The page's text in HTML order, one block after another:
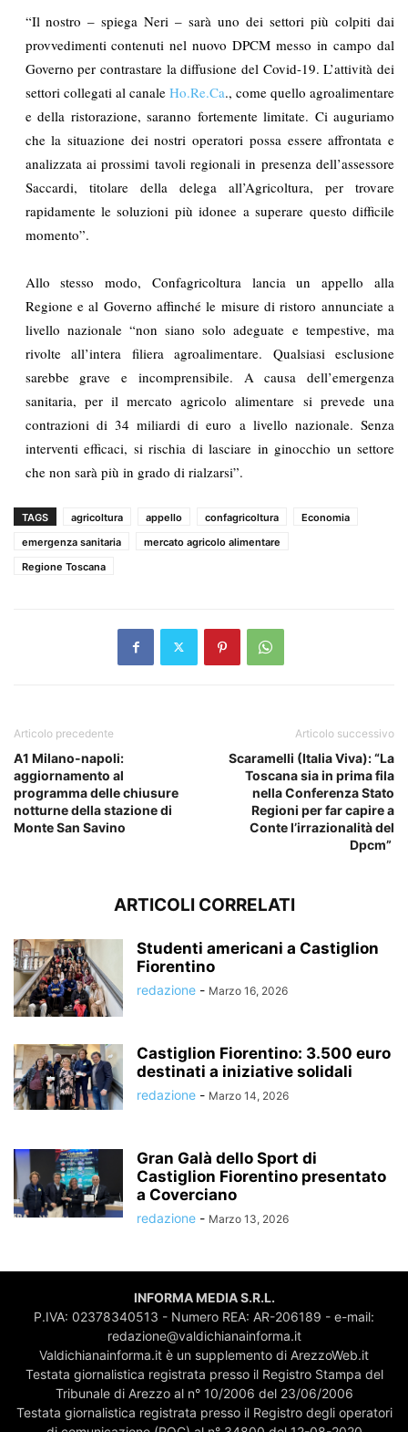
“Il nostro – spiega Neri – sarà uno dei settori più colpiti dai
provvedimenti contenuti nel nuovo DPCM messo in campo dal
Governo per contrastare la diffusione del Covid-19. L’attività dei
settori collegati al canale Ho.Re.Ca., come quello agroalimentare
e della ristorazione, saranno fortemente limitate. Ci auguriamo
che la situazione dei nostri operatori possa essere affrontata e
analizzata ai prossimi tavoli regionali in presenza dell’assessore
Saccardi, titolare della delega all’Agricoltura, per trovare
rapidamente le soluzioni più idonee a superare questo difficile
momento”.
Allo stesso modo, Confagricoltura lancia un appello alla
Regione e al Governo affinché le misure di ristoro annunciate a
livello nazionale “non siano solo adeguate e tempestive, ma
rivolte all’intera filiera agroalimentare. Qualsiasi esclusione
sarebbe grave e incomprensibile. A causa dell’emergenza
sanitaria, per il mercato agricolo alimentare si prevede una
contrazioni di 34 miliardi di euro a livello nazionale. Senza
interventi efficaci, si rischia di lasciare in ginocchio un settore
che non sarà più in grado di rialzarsi”.
TAGS agricoltura appello confagricoltura
Economia
emergenza sanitaria
mercato agricolo alimentare
Regione Toscana
Articolo precedente
A1 Milano-napoli:
aggiornamento al
programma delle chiusure
notturne della stazione di
Monte San Savino
Articolo successivo
Scaramelli (Italia Viva): “La
Toscana sia in prima fila
nella Conferenza Stato
Regioni per far capire a
Conte l’irrazionalità del
Dpcm”
ARTICOLI CORRELATI
Studenti americani a Castiglion
Fiorentino
redazione - Marzo 16, 2026
Castiglion Fiorentino: 3.500 euro
destinati a iniziative solidali
redazione - Marzo 14, 2026
Gran Galà dello Sport di
Castiglion Fiorentino presentato
a Coverciano
redazione - Marzo 13, 2026
INFORMA MEDIA S.R.L.
P.IVA: 02378340513 - Numero REA: AR-206189 - e-mail:
redazione@valdichianainforma.it
Valdichianainforma.it è un supplemento di ArezzoWeb.it
Testata giornalistica registrata presso il Registro Stampa del
Tribunale di Arezzo al n° 10/2006 del 23/06/2006
Testata giornalistica registrata presso il Registro degli operatori